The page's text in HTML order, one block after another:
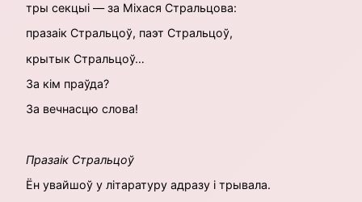
тры секцыі — за Міхася Стральцова:
празаік Стральцоў, паэт Стральцоў,
крытык Стральцоў…
За кім праўда?
За вечнасцю слова!
Празаік Стральцоў
Ён увайшоў у літаратуру адразу і трывала.